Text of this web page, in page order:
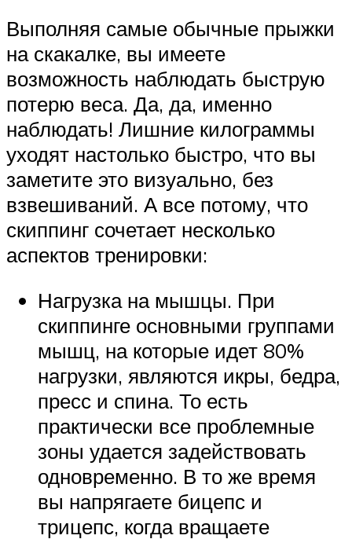
Выполняя самые обычные прыжки
на скакалке, вы имеете
возможность наблюдать быструю
потерю веса. Да, да, именно
наблюдать! Лишние килограммы
уходят настолько быстро, что вы
заметите это визуально, без
взвешиваний. А все потому, что
скиппинг сочетает несколько
аспектов тренировки:
Нагрузка на мышцы. При
скиппинге основными группами
мышц, на которые идет 80%
нагрузки, являются икры, бедра,
пресс и спина. То есть
практически все проблемные
зоны удается задействовать
одновременно. В то же время
вы напрягаете бицепс и
трицепс, когда вращаете